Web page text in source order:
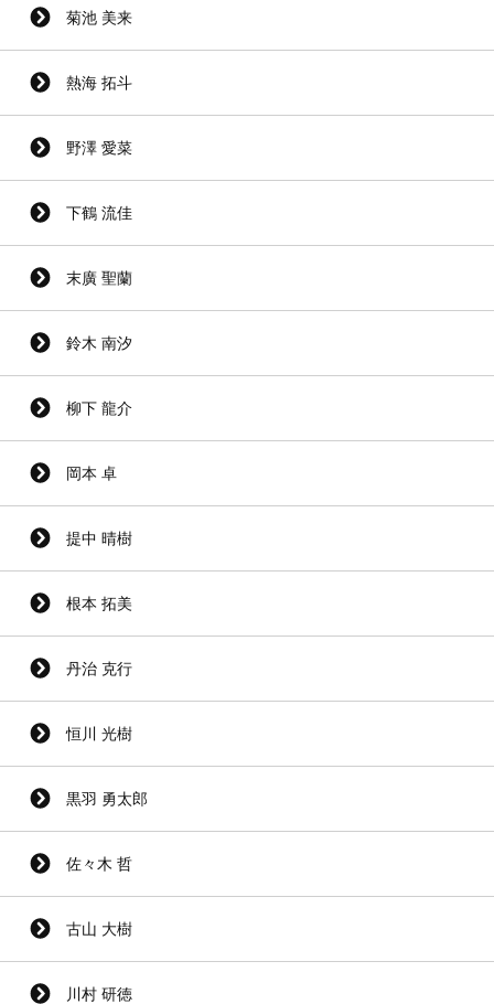
菊池 美来
熱海 拓斗
野澤 愛菜
下鶴 流佳
末廣 聖蘭
鈴木 南汐
柳下 龍介
岡本 卓
提中 晴樹
根本 拓美
丹治 克行
恒川 光樹
黒羽 勇太郎
佐々木 哲
古山 大樹
川村 研徳